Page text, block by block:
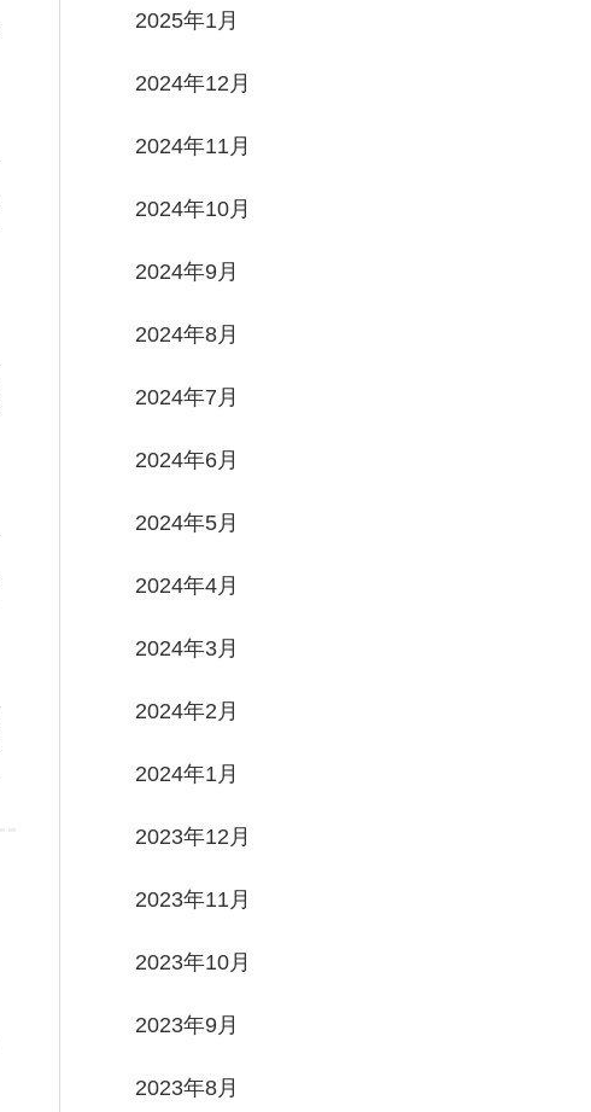
2025年1月
2024年12月
2024年11月
2024年10月
2024年9月
2024年8月
2024年7月
2024年6月
2024年5月
2024年4月
2024年3月
2024年2月
2024年1月
2023年12月
2023年11月
2023年10月
2023年9月
2023年8月